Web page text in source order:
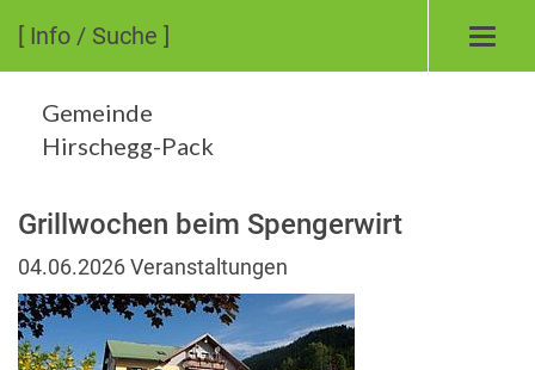
[ Info / Suche ]
Gemeinde
Hirschegg-Pack
Grillwochen beim Spengerwirt
04.06.2026Veranstaltungen